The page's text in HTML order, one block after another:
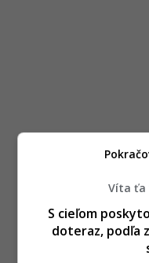
Víta ťa
S cieľom
doteraz, podľa